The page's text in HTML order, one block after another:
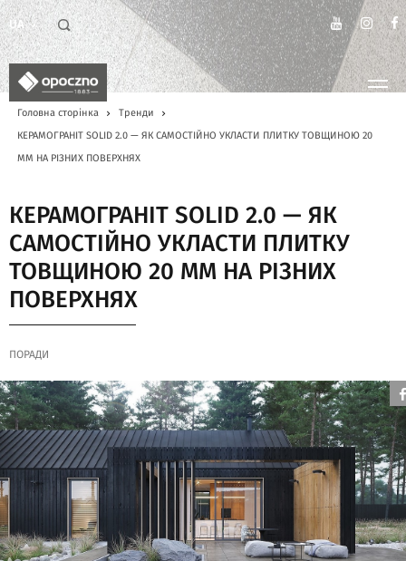
UA
Головна сторінка Тренди
КЕРАМОГРАНІТ SOLID 2.0 — ЯК САМОСТІЙНО УКЛАСТИ ПЛИТКУ ТОВЩИНОЮ 20
ММ НА РІЗНИХ ПОВЕРХНЯХ
КЕРАМОГРАНІТ SOLID 2.0 — ЯК
САМОСТІЙНО УКЛАСТИ ПЛИТКУ
ТОВЩИНОЮ 20 ММ НА РІЗНИХ
ПОВЕРХНЯХ
ПОРАДИ